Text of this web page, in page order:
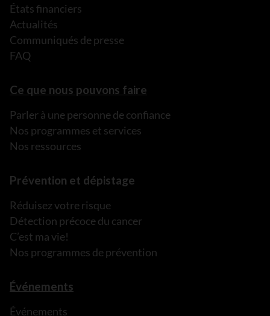
États financiers
Actualités
Communiqués de presse
FAQ
Ce que nous pouvons faire
Parler à une personne de confiance
Nos programmes et services
Nos ressources
Prévention et dépistage
Réduisez votre risque
Détection précoce du cancer
C’est ma vie!
Nos programmes de prévention
Événements
Événements